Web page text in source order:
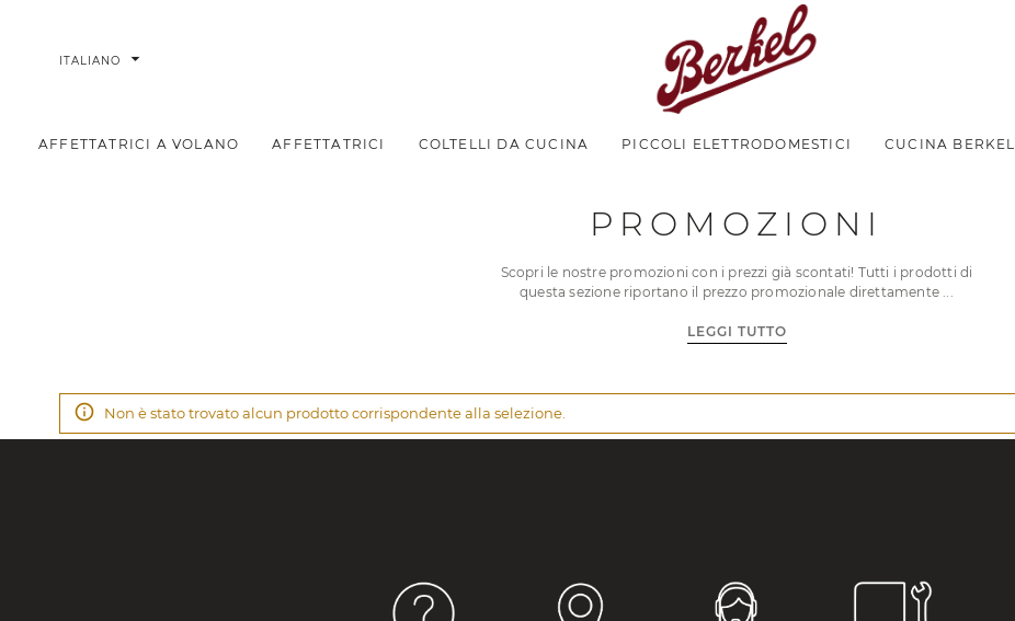
ITALIANO arrow_drop_down
AFFETTATRICI A VOLANO AFFETTATRICI COLTELLI DA CUCINA PICCOLI ELETTRODOMESTICI CUCINA BERKEL
PROMOZIONI
Scopri le nostre promozioni con i prezzi già scontati! Tutti i prodotti di
questa sezione riportano il prezzo promozionale direttamente
LEGGI TUTTO
Non è stato trovato alcun prodotto corrispondente alla selezione.